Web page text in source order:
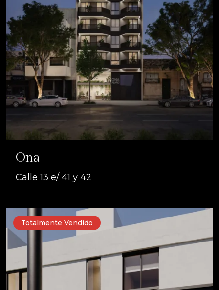
Ona
Calle 13 e/ 41 y 42
Totalmente Vendido